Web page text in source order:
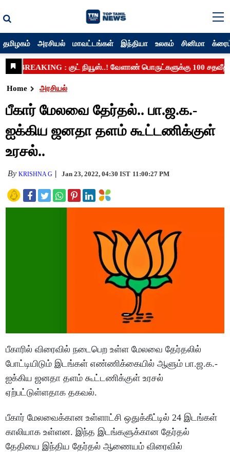
தமிழகம் அரசியல் மாவட்டங்கள் இந்தியா உலகம் சினிமா
Home அரசியல்
பீகார் மேலவை தேர்தல்.. பா.ஜ.க.-
ஐக்கிய ஜனதா தளம் கூட்டணிக்குள்
உரசல்..
ByKRISHNA G Jan 23, 2022, 04:30 IST 11:00:27 PM
பீகாரில் விரைவில் நடைபெற உள்ள மேலவை தேர்தலில்
போட்டியிடும் இடங்கள் எண்ணிக்கையில் ஆளும் பா.ஜ.க.-
ஐக்கிய ஜனதா தளம் கூட்டணிக்குள் உரசல்
ஏற்பட்டுள்ளதாக தகவல்.
பீகார் மேலவைக்கான உள்ளாட்சி ஒதுக்கீட்டில் 24 இடங்கள்
காலியாக உள்ளன. இந்த இடங்களுக்கான தேர்தல்
தேதியை இந்திய தேர்தல் ஆணையம் விரைவில்